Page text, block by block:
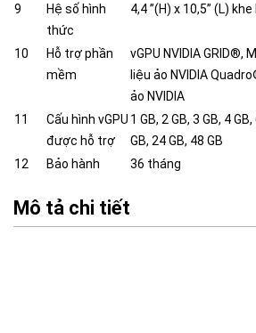
9
Hệ số hình
thức
4,4 ”(H) x 10,5” (L)
10
Hỗ trợ phần
mềm
vGPU NVIDIA
liệu ảo NVIDIA
ảo NVIDIA
11
Cấu hình vGPU
được hỗ trợ
1 GB, 2 GB, 3 GB, 4
GB, 24 GB, 48 GB
12
Bảo hành 36 tháng
Mô tả chi tiết